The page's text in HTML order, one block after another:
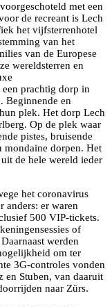
met een
de recreant is Lech
het vijfsterrenhotel
van het
van de Europese
wereldsterren en
een prachtig dorp in
Beginnende en
plek. Het dorp Lech
Op de plek waar
pistes, bruisende
mondaine dorpen. Het
de hele wereld ieder
het coronavirus
anders: er waren
500 VIP-tickets.
of
werden
om ter
3G-controles vonden
en Stuben, van daaruit
naar Zürs.